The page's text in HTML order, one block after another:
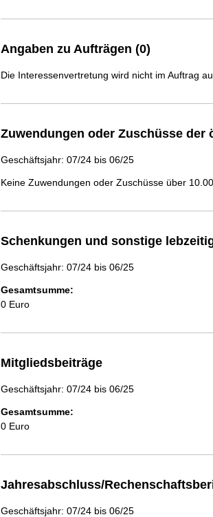
Angaben zu Aufträgen (0)
Die Interessenvertretung wird nicht im Auftrag
Zuwendungen oder Zuschüsse der
Geschäftsjahr: 07/24 bis 06/25
Keine Zuwendungen oder Zuschüsse über
Schenkungen und sonstige
Geschäftsjahr: 07/24 bis 06/25
Gesamtsumme:
0 Euro
Mitgliedsbeiträge
Geschäftsjahr: 07/24 bis 06/25
Gesamtsumme:
0 Euro
Jahresabschluss/
Geschäftsjahr: 07/24 bis 06/25